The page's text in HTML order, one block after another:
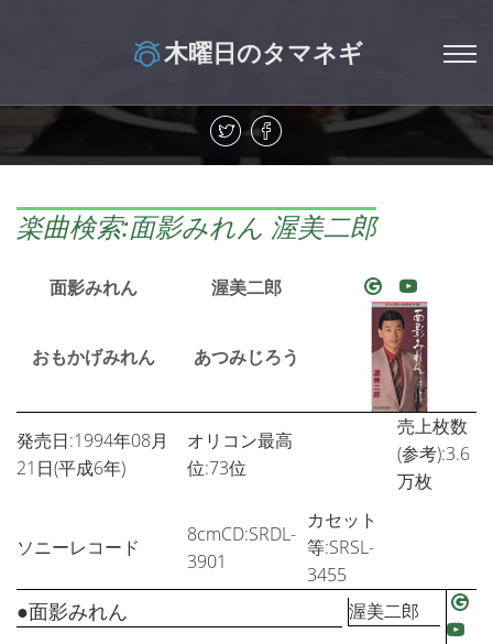
木曜日のタマネギ
楽曲検索:面影みれん 渥美二郎
面影みれん 渥美二郎
おもかげみれん あつみじろう
発売日:1994年08月
21日(平成6年)
オリコン最高
位:73位
売上枚数
(参考):3.6
万枚
ソニーレコード
8cmCD:SRDL-
3901
カセット
等:SRSL-
3455
●面影みれん 渥美二郎